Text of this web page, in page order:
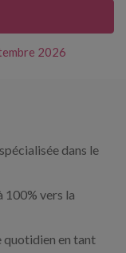
2026
dans le
100% vers la
quotidien en tant